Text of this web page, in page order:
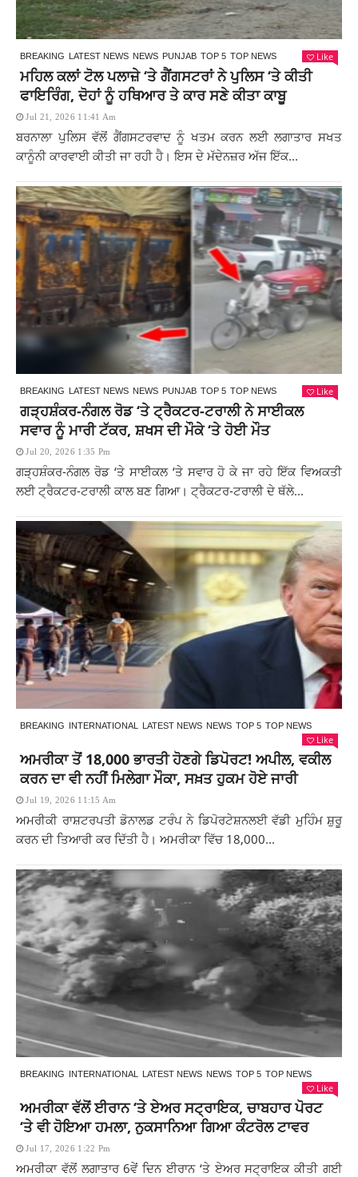
BREAKING LATEST NEWS NEWS PUNJAB TOP 5 TOP NEWS Like
ਮਹਿਲ ਕਲਾਂ ਟੋਲ ਪਲਾਜ਼ੇ ‘ਤੇ ਗੈਂਗਸਟਰਾਂ ਨੇ ਪੁਲਿਸ ‘ਤੇ ਕੀਤੀ
ਫਾਇਰਿੰਗ, ਦੋਹਾਂ ਨੂੰ ਹਥਿਆਰ ਤੇ ਕਾਰ ਸਣੇ ਕੀਤਾ ਕਾਬੂ
Jul 21, 2026 11:41 Am
ਬਰਨਾਲਾ ਪੁਲਿਸ ਵੱਲੋਂ ਗੈਂਗਸਟਰਵਾਦ ਨੂੰ ਖਤਮ ਕਰਨ ਲਈ ਲਗਾਤਾਰ ਸਖਤ
ਕਾਨੂੰਨੀ ਕਾਰਵਾਈ ਕੀਤੀ ਜਾ ਰਹੀ ਹੈ। ਇਸ ਦੇ ਮੱਦੇਨਜ਼ਰ ਅੱਜ ਇੱਕ...
BREAKING LATEST NEWS NEWS PUNJAB TOP 5 TOP NEWS Like
ਗੜ੍ਹਸ਼ੰਕਰ-ਨੰਗਲ ਰੋਡ ‘ਤੇ ਟ੍ਰੈਕਟਰ-ਟਰਾਲੀ ਨੇ ਸਾਈਕਲ
ਸਵਾਰ ਨੂੰ ਮਾਰੀ ਟੱਕਰ, ਸ਼ਖਸ ਦੀ ਮੌਕੇ ‘ਤੇ ਹੋਈ ਮੌਤ
Jul 20, 2026 1:35 Pm
ਗੜ੍ਹਸ਼ੰਕਰ-ਨੰਗਲ ਰੋਡ ‘ਤੇ ਸਾਈਕਲ ‘ਤੇ ਸਵਾਰ ਹੋ ਕੇ ਜਾ ਰਹੇ ਇੱਕ ਵਿਅਕਤੀ
ਲਈ ਟ੍ਰੈਕਟਰ-ਟਰਾਲੀ ਕਾਲ ਬਣ ਗਿਆ। ਟ੍ਰੈਕਟਰ-ਟਰਾਲੀ ਦੇ ਥੱਲੇ...
BREAKING INTERNATIONAL LATEST NEWS NEWS TOP 5 TOP NEWS
Like
ਅਮਰੀਕਾ ਤੋਂ 18,000 ਭਾਰਤੀ ਹੋਣਗੇ ਡਿਪੋਰਟ! ਅਪੀਲ, ਵਕੀਲ
ਕਰਨ ਦਾ ਵੀ ਨਹੀਂ ਮਿਲੇਗਾ ਮੌਕਾ, ਸਖ਼ਤ ਹੁਕਮ ਹੋਏ ਜਾਰੀ
Jul 19, 2026 11:15 Am
ਅਮਰੀਕੀ ਰਾਸ਼ਟਰਪਤੀ ਡੋਨਾਲਡ ਟਰੰਪ ਨੇ ਡਿਪੋਰਟੇਸ਼ਨਲਈ ਵੱਡੀ ਮੁਹਿੰਮ ਸ਼ੁਰੂ
ਕਰਨ ਦੀ ਤਿਆਰੀ ਕਰ ਦਿੱਤੀ ਹੈ। ਅਮਰੀਕਾ ਵਿੱਚ 18,000...
BREAKING INTERNATIONAL LATEST NEWS NEWS TOP 5 TOP NEWS
Like
ਅਮਰੀਕਾ ਵੱਲੋਂ ਈਰਾਨ ‘ਤੇ ਏਅਰ ਸਟ੍ਰਾਇਕ, ਚਾਬਹਾਰ ਪੋਰਟ
‘ਤੇ ਵੀ ਹੋਇਆ ਹਮਲਾ, ਨੁਕਸਾਨਿਆ ਗਿਆ ਕੰਟਰੋਲ ਟਾਵਰ
Jul 17, 2026 1:22 Pm
ਅਮਰੀਕਾ ਵੱਲੋਂ ਲਗਾਤਾਰ 6ਵੇਂ ਦਿਨ ਈਰਾਨ ‘ਤੇ ਏਅਰ ਸਟ੍ਰਾਇਕ ਕੀਤੀ ਗਈ